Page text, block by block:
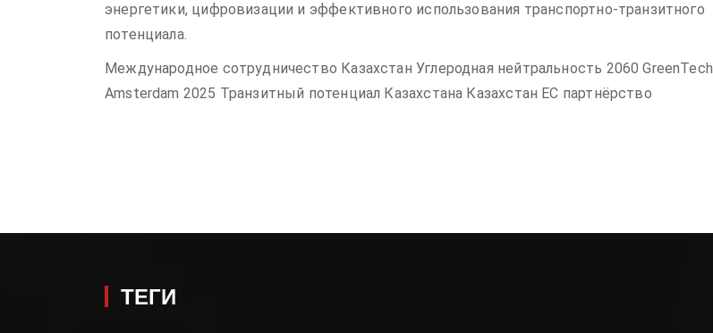
энергетики, цифровизации и эффективного использования транспортно-транзитного
потенциала.
Международное сотрудничество Казахстан Углеродная нейтральность 2060 GreenTech
Amsterdam 2025 Транзитный потенциал Казахстана Казахстан ЕС партнёрство
ТЕГИ